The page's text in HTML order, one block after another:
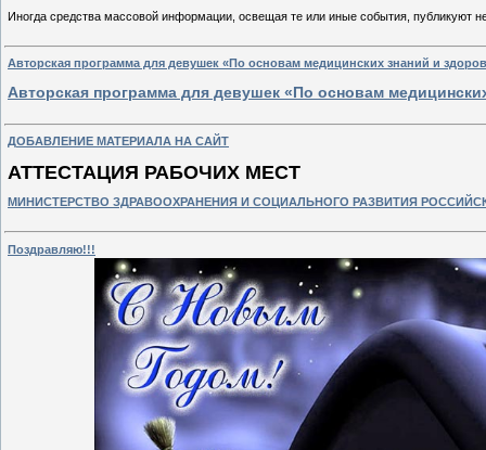
Иногда средства массовой информации, освещая те или иные события, публикуют
Авторская программа для девушек «По основам медицинских знаний и
Авторская программа для девушек «По основам
ДОБАВЛЕНИЕ МАТЕРИАЛА НА САЙТ
АТТЕСТАЦИЯ РАБОЧИХ МЕСТ
МИНИСТЕРСТВО ЗДРАВООХРАНЕНИЯ И СОЦИАЛЬНОГО РАЗВИТИЯ
Поздравляю!!!